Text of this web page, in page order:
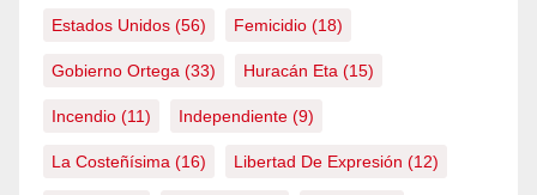
Estados Unidos (56) Femicidio (18)
Gobierno Ortega (33) Huracán Eta (15)
Incendio (11) Independiente (9)
La Costeñísima (16) Libertad De Expresión (12)